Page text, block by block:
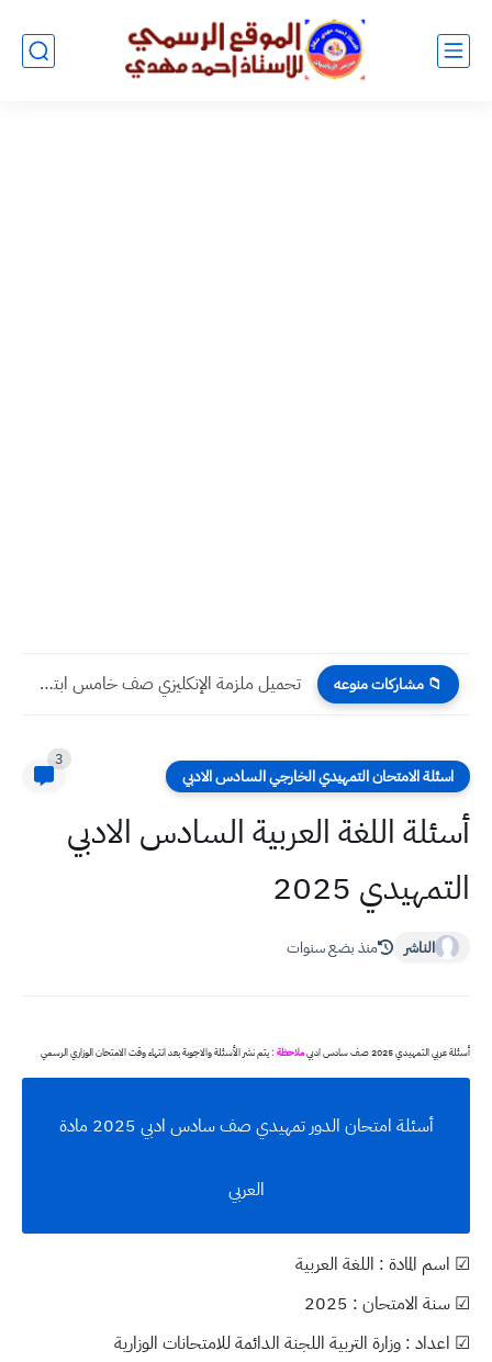
📁 مشاركات منوعه تحميل ملزمة الإنكليزي صف خامس ابتدائي 2026
اسئلة الامتحان التمهيدي الخارجي السادس الادبي
3
أسئلة اللغة العربية السادس الادبي
التمهيدي 2025
الناشر منذ بضع سنوات
أسئلة عربي التمهيدي 2025 صف سادس ادبي ملاحظة :يتم نشر الأسئلة والاجوبة بعد انتهاء وقت الامتحان الوزاري الرسمي
أسئلة امتحان الدور تمهيدي صف سادس ادبي 2025 مادة
العربي
☑ اسم المادة : اللغة العربية
☑ سنة الامتحان : 2025
☑ اعداد : وزارة التربية اللجنة الدائمة للامتحانات الوزارية